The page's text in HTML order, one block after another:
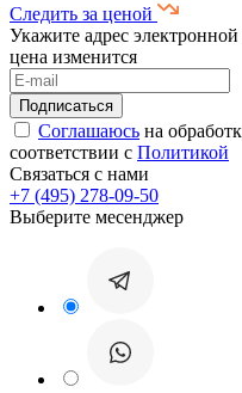
Следить за ценой
Укажите адрес
цена изменится
Соглашаюсь на
соответствии с Политикой
Связаться с нами
+7 (495) 278-09-50
Выберите месенджер